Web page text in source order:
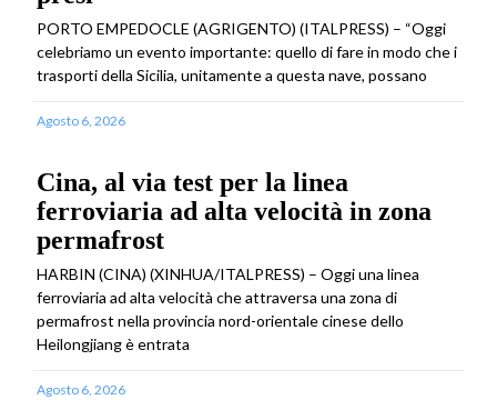
PORTO EMPEDOCLE (AGRIGENTO) (ITALPRESS) – “Oggi
celebriamo un evento importante: quello di fare in modo che i
trasporti della Sicilia, unitamente a questa nave, possano
Agosto 6, 2026
Cina, al via test per la linea
ferroviaria ad alta velocità in zona
permafrost
HARBIN (CINA) (XINHUA/ITALPRESS) – Oggi una linea
ferroviaria ad alta velocità che attraversa una zona di
permafrost nella provincia nord-orientale cinese dello
Heilongjiang è entrata
Agosto 6, 2026